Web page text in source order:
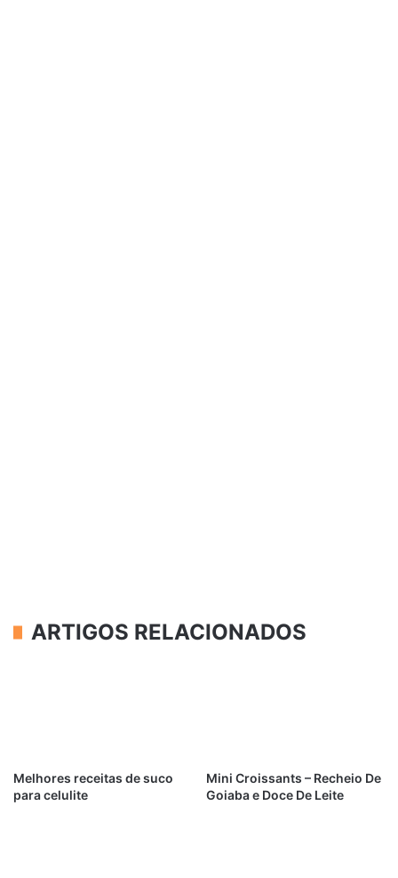
ARTIGOS RELACIONADOS
Melhores receitas de suco
para celulite
Mini Croissants – Recheio De
Goiaba e Doce De Leite